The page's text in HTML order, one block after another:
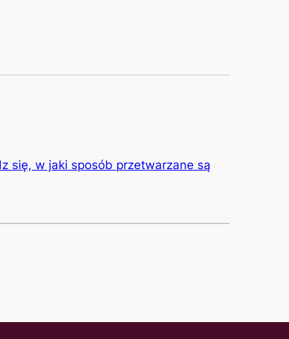
się, w jaki sposób przetwarzane są